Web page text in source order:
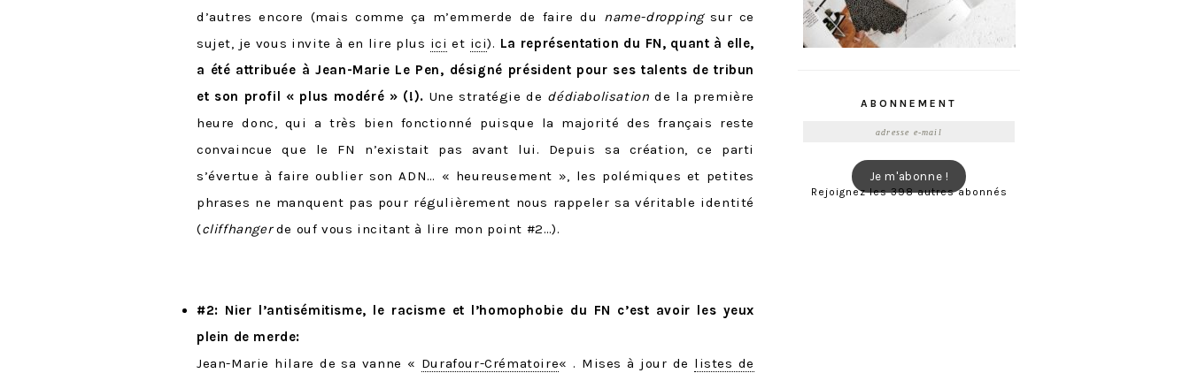
d’autres encore (mais comme ça m’emmerde de faire du name-droppingsur ce
sujet, je vous invite à en lire plus ici et ici). La représentation du FN, quant à elle,
a été attribuée à Jean-Marie Le Pen, désigné président pour ses talents de tribun
et son profil « plus modéré » (!). Une stratégie de dédiabolisation de la première
heure donc, qui a très bien fonctionné puisque la majorité des français reste
convaincue que le FN n’existait pas avant lui. Depuis sa création, ce parti
s’évertue à faire oublier son ADN… « heureusement », les polémiques et petites
phrases ne manquent pas pour régulièrement nous rappeler sa véritable identité
(cliffhangerde ouf vous incitant à lire mon point #2…).
#2: Nier l’antisémitisme, le racisme et l’homophobie du FN c’est avoir les yeux
plein de merde:
Jean-Marie hilare de sa vanne « Durafour-Crématoire« . Mises à jour de listes de
ABONNEMENT
Je m'abonne !
Rejoignez les 398 autres abonnés